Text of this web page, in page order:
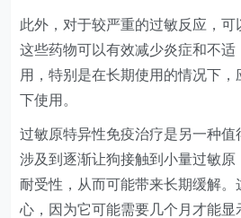
此外，对于较严重的过敏反应，
这些药物可以有效减少炎症和不
用，特别是在长期使用的情况下
下使用。
过敏原特异性免疫治疗是另一种
涉及到逐渐让狗接触到小量过敏原
耐受性，从而可能带来长期缓解
心，因为它可能需要几个月才能显